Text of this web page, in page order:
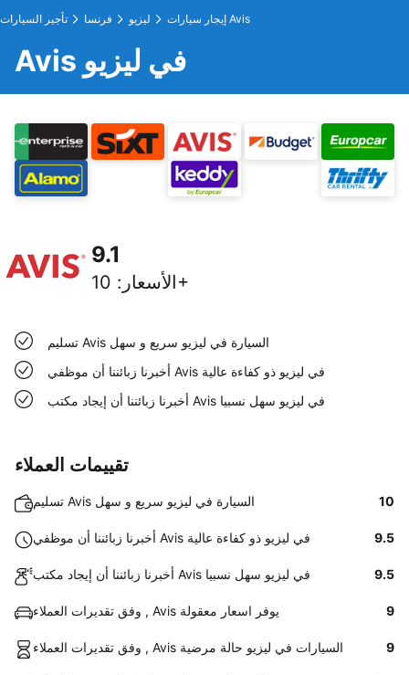
تأجير السيارات فرنسا ليزيو إيجار سيارات Avis
Avis في ليزيو
9.1
الأسعار : 10+
تسليم Avis السيارة في ليزيو سريع و سهل
أخبرنا زبائننا أن موظفي Avis في ليزيو ذو كفاءة عالية
أخبرنا زبائننا أن إيجاد مكتب Avis في ليزيو سهل نسبيا
تقييمات العملاء
تسليم Avis السيارة في ليزيو سريع و سهل 10
أخبرنا زبائننا أن موظفي Avis في ليزيو ذو كفاءة عالية 9.5
أخبرنا زبائننا أن إيجاد مكتب Avis في ليزيو سهل نسبيا 9.5
وفق تقديرات العملاء , Avis يوفر اسعار معقولة 9
وفق تقديرات العملاء , Avis السيارات في ليزيو حالة مرضية 9